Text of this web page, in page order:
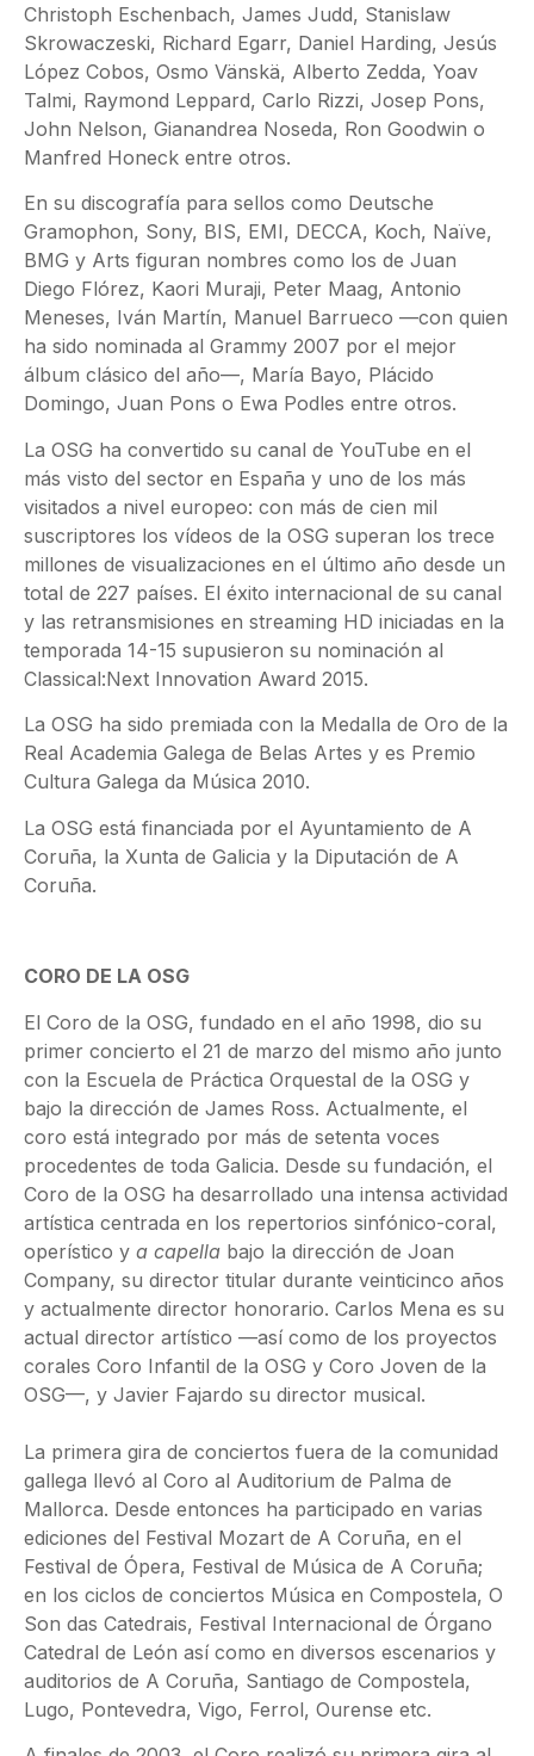
Christoph Eschenbach, James Judd, Stanislaw
Skrowaczeski, Richard Egarr, Daniel Harding, Jesús
López Cobos, Osmo Vänskä, Alberto Zedda, Yoav
Talmi, Raymond Leppard, Carlo Rizzi, Josep Pons,
John Nelson, Gianandrea Noseda, Ron Goodwin o
Manfred Honeck entre otros.
En su discografía para sellos como Deutsche
Gramophon, Sony, BIS, EMI, DECCA, Koch, Naïve,
BMG y Arts figuran nombres como los de Juan
Diego Flórez, Kaori Muraji, Peter Maag, Antonio
Meneses, Iván Martín, Manuel Barrueco —con quien
ha sido nominada al Grammy 2007 por el mejor
álbum clásico del año—, María Bayo, Plácido
Domingo, Juan Pons o Ewa Podles entre otros.
La OSG ha convertido su canal de YouTube en el
más visto del sector en España y uno de los más
visitados a nivel europeo: con más de cien mil
suscriptores los vídeos de la OSG superan los trece
millones de visualizaciones en el último año desde un
total de 227 países. El éxito internacional de su canal
y las retransmisiones en streaming HD iniciadas en la
temporada 14-15 supusieron su nominación al
Classical:Next Innovation Award 2015.
La OSG ha sido premiada con la Medalla de Oro de la
Real Academia Galega de Belas Artes y es Premio
Cultura Galega da Música 2010.
La OSG está financiada por el Ayuntamiento de A
Coruña, la Xunta de Galicia y la Diputación de A
Coruña.
CORO DE LA OSG
El Coro de la OSG, fundado en el año 1998, dio su
primer concierto el 21 de marzo del mismo año junto
con la Escuela de Práctica Orquestal de la OSG y
bajo la dirección de James Ross. Actualmente, el
coro está integrado por más de setenta voces
procedentes de toda Galicia. Desde su fundación, el
Coro de la OSG ha desarrollado una intensa actividad
artística centrada en los repertorios sinfónico-coral,
operístico y a capella bajo la dirección de Joan
Company, su director titular durante veinticinco años
y actualmente director honorario. Carlos Mena es su
actual director artístico —así como de los proyectos
corales Coro Infantil de la OSG y Coro Joven de la
OSG—, y Javier Fajardo su director musical.
La primera gira de conciertos fuera de la comunidad
gallega llevó al Coro al Auditorium de Palma de
Mallorca. Desde entonces ha participado en varias
ediciones del Festival Mozart de A Coruña, en el
Festival de Ópera, Festival de Música de A Coruña;
en los ciclos de conciertos Música en Compostela, O
Son das Catedrais, Festival Internacional de Órgano
Catedral de León así como en diversos escenarios y
auditorios de A Coruña, Santiago de Compostela,
Lugo, Pontevedra, Vigo, Ferrol, Ourense etc.